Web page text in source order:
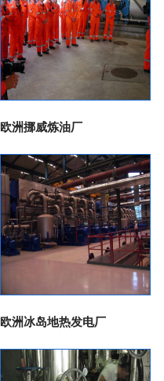
欧洲挪威炼油厂
欧洲冰岛地热发电厂